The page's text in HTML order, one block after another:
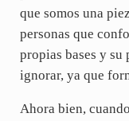
que somos una
personas que
propias bases y su
ignorar, ya que
Ahora bien,